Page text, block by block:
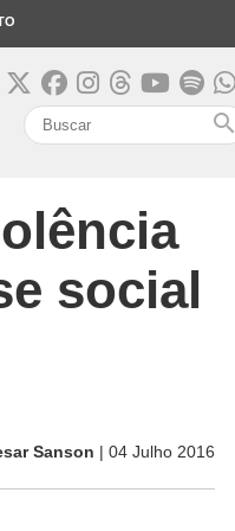
search
social
Sanson | 04 Julho 2016